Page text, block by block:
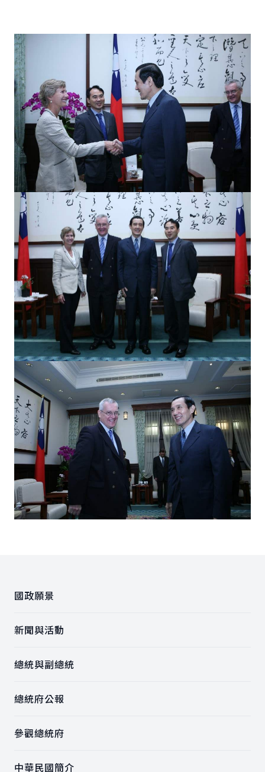
國政願景
新聞與活動
總統與副總統
總統府公報
參觀總統府
中華民國簡介